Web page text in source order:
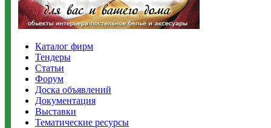
Каталог фирм
Тендеры
Статьи
Форум
Доска объявлений
Документация
Выставки
Тематические ресурсы